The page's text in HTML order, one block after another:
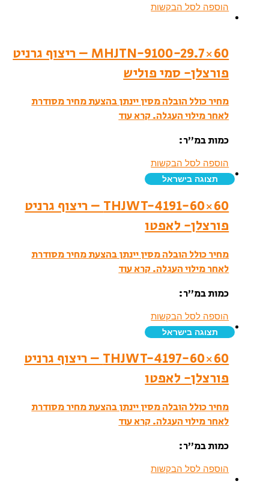
הוספה לסל הבקשות
MHJTN-9100-29.7×60 – ריצוף גרניט
פורצלן- סמי פוליש
מחיר כולל הובלה מסין יינתן בהצעת מחיר מסודרת
לאחר מילוי העגלה.קרא עוד
כמות במ”ר:
הוספה לסל הבקשות
תצוגה בישראל
THJWT-4191-60×60 – ריצוף גרניט
פורצלן- לאפטו
מחיר כולל הובלה מסין יינתן בהצעת מחיר מסודרת
לאחר מילוי העגלה. קרא עוד
כמות במ”ר:
הוספה לסל הבקשות
תצוגה בישראל
THJWT-4197-60×60 – ריצוף גרניט
פורצלן- לאפטו
מחיר כולל הובלה מסין יינתן בהצעת מחיר מסודרת
לאחר מילוי העגלה.קרא עוד
כמות במ”ר:
הוספה לסל הבקשות